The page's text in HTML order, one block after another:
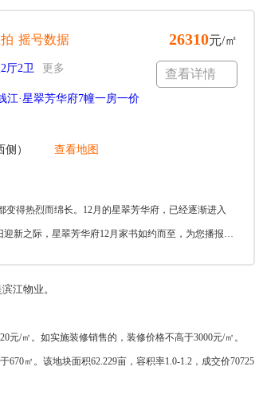
摇号数据
厅2卫 更多
江·星翠芳华府7幢一房一价
） 查看地图
26310元/㎡
查看详情
得热烈而绵长。12月的星翠芳华府，已经逐渐进入
新之际，星翠芳华府12月家书如约而至，为您播报最
江物业。
/㎡。如实施装修销售的，装修价格不高于3000元/㎡。
㎡。该地块面积62.229亩，容积率1.0-1.2，成交价70725